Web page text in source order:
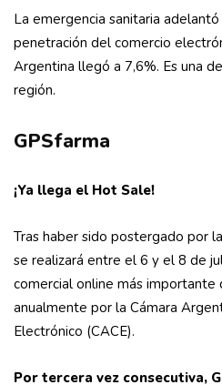
La emergencia sanitaria
penetración del comercio
Argentina llegó a 7,6%. Es una
región.
GPSfarma
¡Ya llega el Hot Sale!
Tras haber sido postergado por
se realizará entre el 6 y el 8 de
comercial online más importante
anualmente por la Cámara
Electrónico (CACE).
Por tercera vez consecutiva,